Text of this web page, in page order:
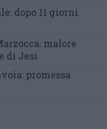
dopo 11 giorni
malore
di Jesi
promessa